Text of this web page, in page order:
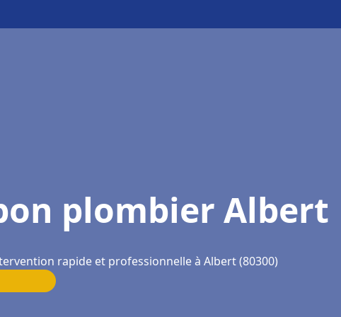
plombier Albert
rapide et professionnelle à Albert (80300)